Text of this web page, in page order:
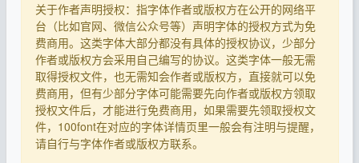
关于作者声明授权：指字体作者或版权方在公开的网络平
台（比如官网、微信公众号等）声明字体的授权方式为免
费商用。这类字体大部分都没有具体的授权协议，少部分
作者或版权方会采用自己编写的协议。这类字体一般无需
取得授权文件，也无需知会作者或版权方，直接就可以免
费商用，但有少部分字体可能需要先向作者或版权方领取
授权文件后，才能进行免费商用，如果需要先领取授权文
件，100font在对应的字体详情页里一般会有注明与提醒，
请自行与字体作者或版权方联系。